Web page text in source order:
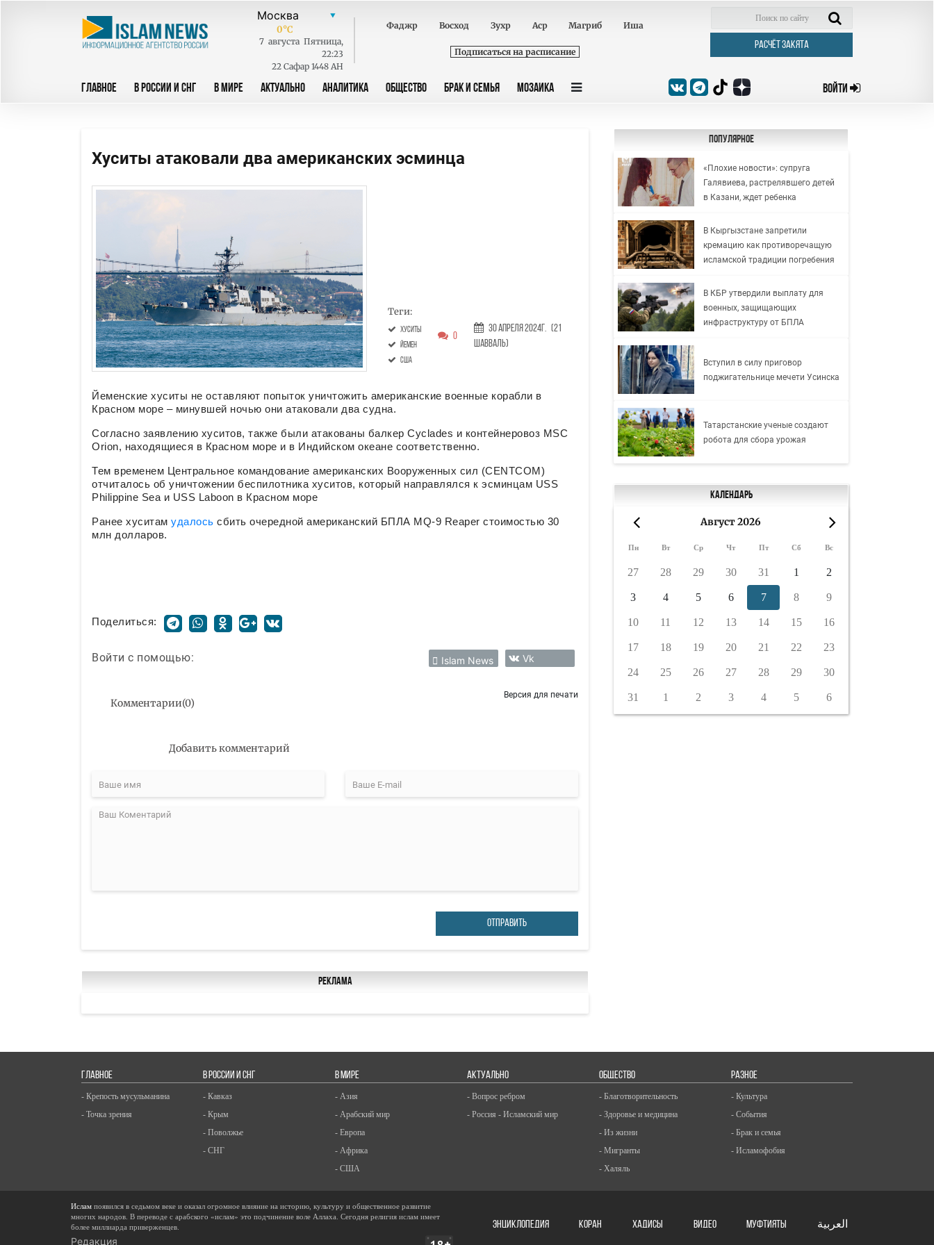
0°C
7 августа Пятница,
22:23
22 Сафар 1448 AH
Фаджр Восход Зухр Аср Магриб Иша
Подписаться на расписание
РАСЧЁТ ЗАКЯТА
ГЛАВНОЕ В РОССИИ И СНГ В МИРЕ АКТУАЛЬНО АНАЛИТИКА ОБЩЕСТВО БРАК И СЕМЬЯ МОЗАИКА ВОЙТИ
Хуситы атаковали два американских эсминца
Теги:
хуситы
йемен
США
0
30 Апреля 2024г. (21
Шавваль)
Йеменские хуситы не оставляют попыток уничтожить американские военные корабли в
Красном море – минувшей ночью они атаковали два судна.
Согласно заявлению хуситов, также были атакованы балкер Cyclades и контейнеровоз MSC
Orion, находящиеся в Красном море и в Индийском океане соответственно.
Тем временем Центральное командование американских Вооруженных сил (CENTCOM)
отчиталось об уничтожении беспилотника хуситов, который направлялся к эсминцам USS
Philippine Sea и USS Laboon в Красном море
Ранее хуситам удалось сбить очередной американский БПЛА MQ-9 Reaper стоимостью 30
млн долларов.
Поделиться:
Войти с помощью: Islam News Vk
Комментарии(0)
Версия для печати
Добавить комментарий
ОТПРАВИТЬ
Реклама
Популярное
«Плохие новости»: супруга
Галявиева, растрелявшего детей
в Казани, ждет ребенка
В Кыргызстане запретили
кремацию как противоречащую
исламской традиции погребения
В КБР утвердили выплату для
военных, защищающих
инфраструктуру от БПЛА
Вступил в силу приговор
поджигательнице мечети Усинска
Татарстанские ученые создают
робота для сбора урожая
Календарь
Август 2026
Пн Вт Ср Чт Пт Сб Вс
27 28 29 30 31 1 2
3 4 5 6 7 8 9
10 11 12 13 14 15 16
17 18 19 20 21 22 23
24 25 26 27 28 29 30
31 1 2 3 4 5 6
ГЛАВНОЕ
- Крепость мусульманина
- Точка зрения
В РОССИИ И СНГ
- Кавказ
- Крым
- Поволжье
- СНГ
В МИРЕ
- Азия
- Арабский мир
- Европа
- Африка
- США
АКТУАЛЬНО
- Вопрос ребром
- Россия - Исламский мир
ОБЩЕСТВО
- Благотворительность
- Здоровье и медицина
- Из жизни
- Мигранты
- Халяль
РАЗНОЕ
- Культура
- События
- Брак и семья
- Исламофобия
Ислам появился в седьмом веке и оказал огромное влияние на историю, культуру и общественное развитие
многих народов. В переводе с арабского «ислам» это подчинение воле Аллаха. Сегодня религия ислам имеет
более миллиарда приверженцев.
Редакция
ЭНЦИКЛОПЕДИЯ КОРАН ХАДИСЫ ВИДЕО Муфтияты العربية